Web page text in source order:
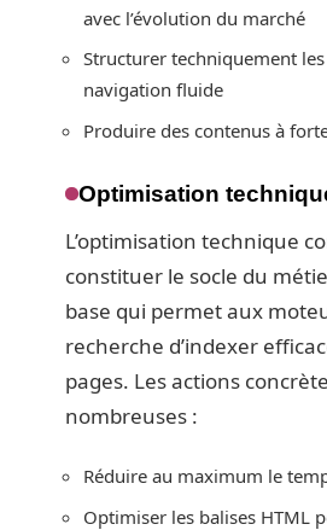
avec l’évolution du marché
Structurer techniquement
navigation fluide
Produire des contenus à
Optimisation
L’optimisation technique
constituer le socle du
base qui permet aux
recherche d’indexer
pages. Les actions
nombreuses :
Réduire au maximum le
Optimiser les balises HTML